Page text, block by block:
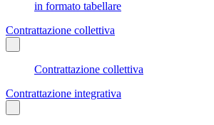
in formato tabellare
Contrattazione collettiva
Contrattazione collettiva
Contrattazione integrativa